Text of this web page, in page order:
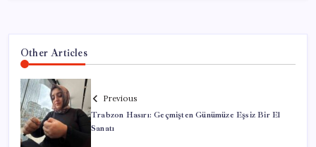
Other Articles
Previous
Trabzon Hasırı: Geçmişten Günümüze Eşsiz Bir El
Sanatı